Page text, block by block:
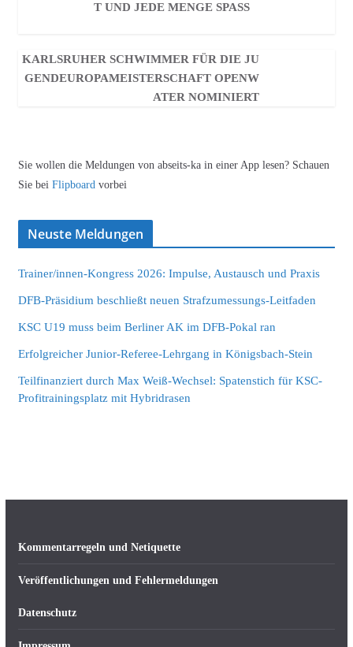
T UND JEDE MENGE SPASS
KARLSRUHER SCHWIMMER FÜR DIE JU
GENDEUROPAMEISTERSCHAFT OPENW
ATER NOMINIERT
Sie wollen die Meldungen von abseits-ka in einer App lesen? Schauen
Sie bei Flipboard vorbei
Neuste Meldungen
Trainer/innen-Kongress 2026: Impulse, Austausch und Praxis
DFB-Präsidium beschließt neuen Strafzumessungs-Leitfaden
KSC U19 muss beim Berliner AK im DFB-Pokal ran
Erfolgreicher Junior-Referee-Lehrgang in Königsbach-Stein
Teilfinanziert durch Max Weiß-Wechsel: Spatenstich für KSC-
Profitrainingsplatz mit Hybridrasen
Kommentarregeln und Netiquette
Veröffentlichungen und Fehlermeldungen
Datenschutz